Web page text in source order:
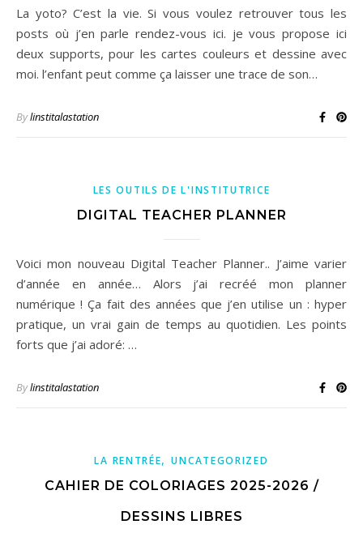
La yoto? C’est la vie. Si vous voulez retrouver tous les
posts où j’en parle rendez-vous ici. je vous propose ici
deux supports, pour les cartes couleurs et dessine avec
moi. l’enfant peut comme ça laisser une trace de son…
Bylinstitalastation
LES OUTILS DE L'INSTITUTRICE
DIGITAL TEACHER PLANNER
Voici mon nouveau Digital Teacher Planner.. J’aime varier
d’année en année… Alors j’ai recréé mon planner
numérique ! Ça fait des années que j’en utilise un : hyper
pratique, un vrai gain de temps au quotidien. Les points
forts que j’ai adoré: …
Bylinstitalastation
LA RENTRÉE,UNCATEGORIZED
CAHIER DE COLORIAGES 2025-2026 /
DESSINS LIBRES